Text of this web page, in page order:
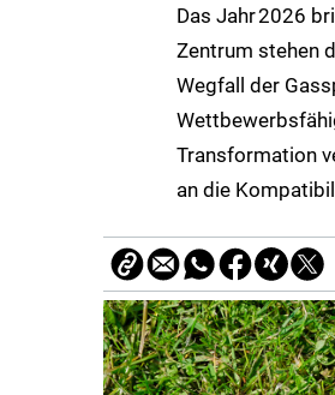
Das Jahr2026
Zentrum stehen
Wegfall der
Transformation
an die